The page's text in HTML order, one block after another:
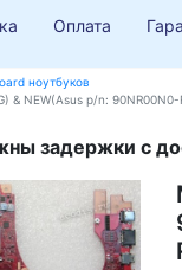
Оплата
ноутбуков
& NEW(Asus p/n:
задержки с